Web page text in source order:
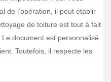
de l’opération, il peut établir
de toiture est tout à fait
document est personnalisé
Toutefois, il respecte les